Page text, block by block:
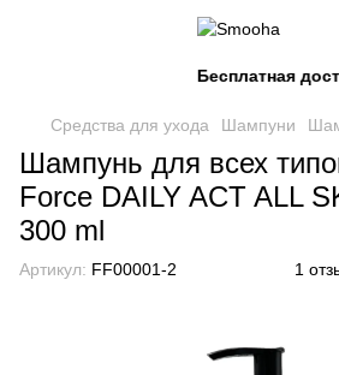
Бесплатная
Средства для ухода Шампуни
Шампунь для всех
Force DAILY ACT ALL
300 ml
Артикул: FF00001-2 1